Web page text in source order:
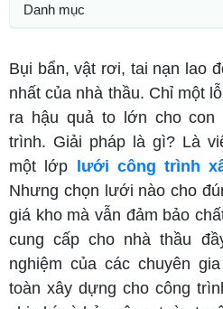
Danh mục
Bụi bẩn, vật rơi, tai nạn lao
nhất của nhà thầu. Chỉ một
ra hậu quả to lớn cho
trình. Giải pháp là gì? Là
một lớp
lưới công trình
Nhưng chọn lưới nào cho
giá kho mà vẫn đảm bảo
cung cấp cho nhà thầu
nghiệm của các chuyên
toàn xây dựng cho công